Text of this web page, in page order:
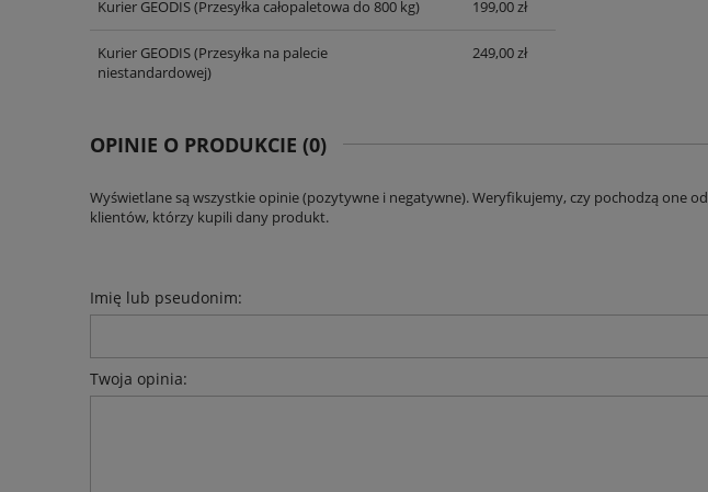
Kurier GEODIS(Przesyłka całopaletowa do 800 kg) 199,00 zł
Kurier GEODIS(Przesyłka na palecie
niestandardowej)
249,00 zł
OPINIE O PRODUKCIE (0)
Wyświetlane są wszystkie opinie (pozytywne i negatywne). Weryfikujemy, czy pochodzą one od
klientów, którzy kupili dany produkt.
Imię lub pseudonim:
Twoja opinia: